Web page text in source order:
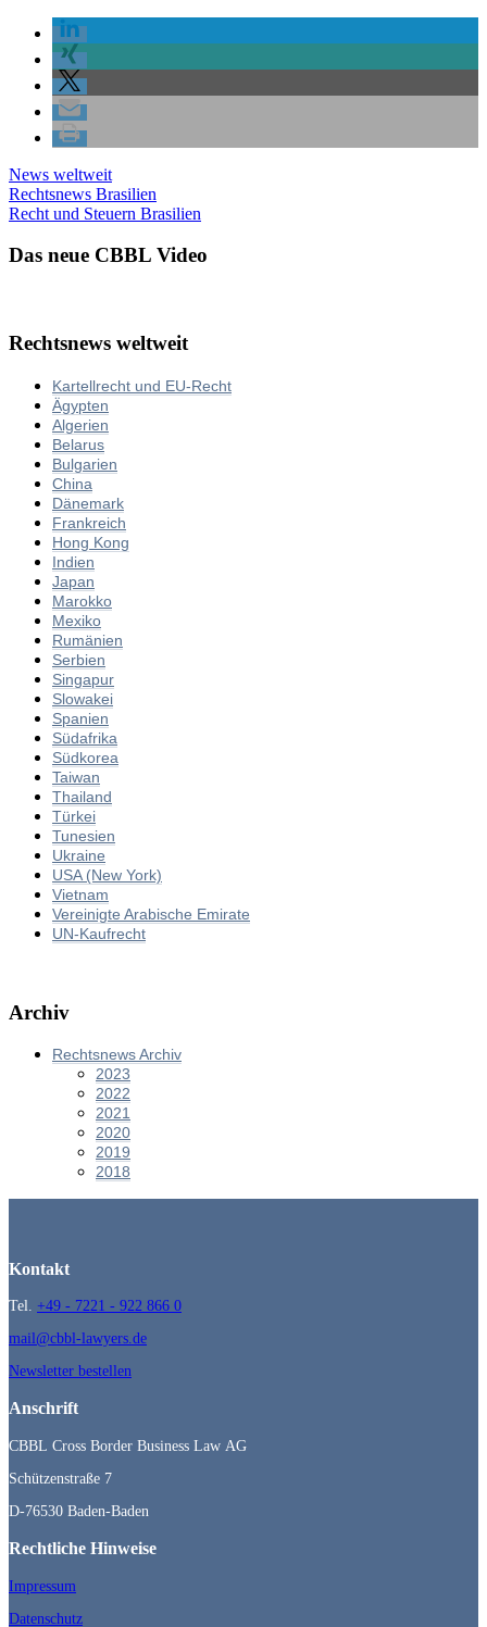
News weltweit
Rechtsnews Brasilien
Recht und Steuern Brasilien
Das neue CBBL Video
Rechtsnews weltweit
Kartellrecht und EU-Recht
Ägypten
Algerien
Belarus
Bulgarien
China
Dänemark
Frankreich
Hong Kong
Indien
Japan
Marokko
Mexiko
Rumänien
Serbien
Singapur
Slowakei
Spanien
Südafrika
Südkorea
Taiwan
Thailand
Türkei
Tunesien
Ukraine
USA (New York)
Vietnam
Vereinigte Arabische Emirate
UN-Kaufrecht
Archiv
Rechtsnews Archiv
2023
2022
2021
2020
2019
2018
Kontakt
Tel. +49 - 7221 - 922 866 0
mail@cbbl-lawyers.de
Newsletter bestellen
Anschrift
CBBL Cross Border Business Law AG
Schützenstraße 7
D-76530 Baden-Baden
Rechtliche Hinweise
Impressum
Datenschutz